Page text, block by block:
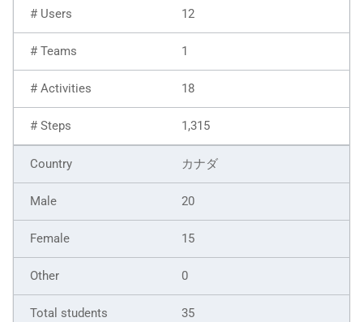
12
1
18
1,315
カナダ
20
15
0
35